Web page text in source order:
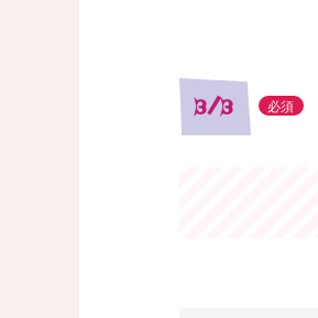
3/3 必須